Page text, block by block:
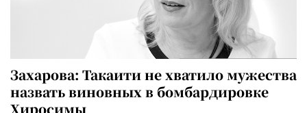
Захарова: Такаити не хватило мужества
назвать виновных в бомбардировке
Хиросимы